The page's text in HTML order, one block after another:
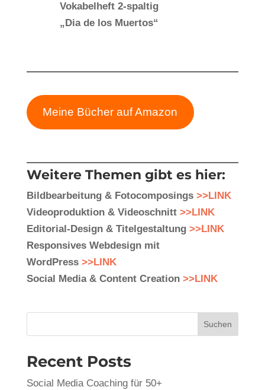
Vokabelheft 2-spaltig
„Dia de los Muertos“
Meine Bücher auf Amazon
Weitere Themen gibt es hier:
Bildbearbeitung & Fotocomposings >>LINK
Videoproduktion & Videoschnitt >>LINK
Editorial-Design & Titelgestaltung >>LINK
Responsives Webdesign mit
WordPress >>LINK
Social Media & Content Creation >>LINK
Suchen
Recent Posts
Social Media Coaching für 50+